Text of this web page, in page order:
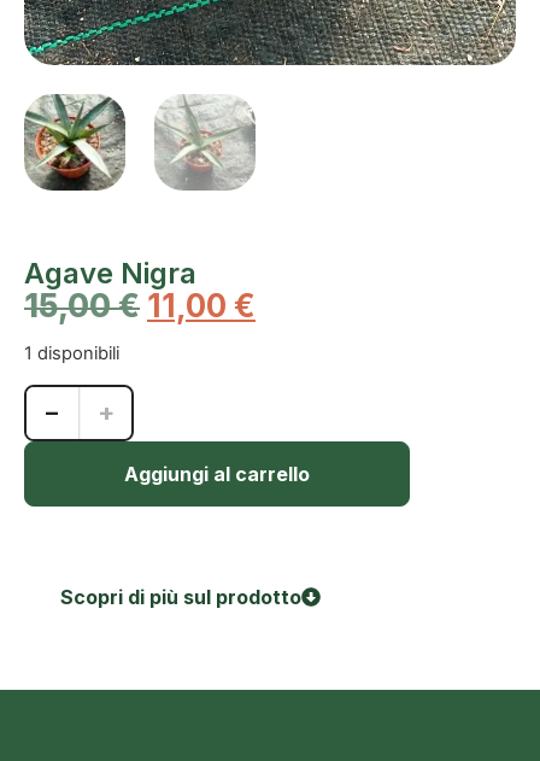
Agave Nigra
15,00€ 11,00 €
1 disponibili
− +
Aggiungi al carrello
Scopri di più sul prodotto